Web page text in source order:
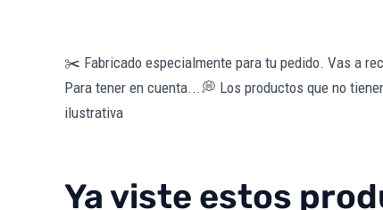
✂️ Fabricado especialmente para tu pedido. Vas a
Para tener en cuenta...💭 Los productos que no
ilustrativa
Ya viste estos